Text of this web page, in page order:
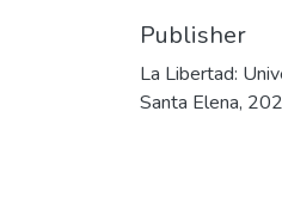
Publisher
La Libertad:
Santa Elena,